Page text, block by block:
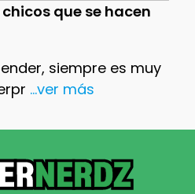
que se hacen
siempre es muy
...ver más